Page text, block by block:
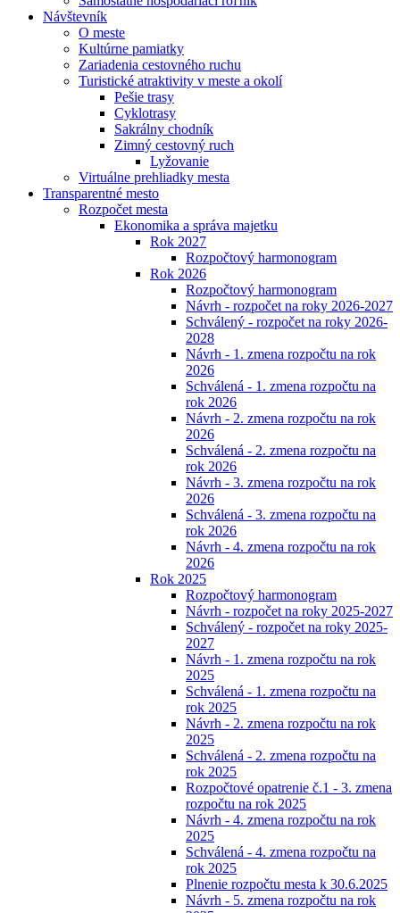
Návštevník
O meste
Kultúrne pamiatky
Zariadenia cestovného ruchu
Turistické atraktivity v meste a okolí
Pešie trasy
Cyklotrasy
Sakrálny chodník
Zimný cestovný ruch
Lyžovanie
Virtuálne prehliadky mesta
Transparentné mesto
Rozpočet mesta
Ekonomika a správa majetku
Rok 2027
Rozpočtový harmonogram
Rok 2026
Rozpočtový harmonogram
Návrh - rozpočet na roky 2026-2027
Schválený - rozpočet na roky 2026-
2028
Návrh - 1. zmena rozpočtu na rok
2026
Schválená - 1. zmena rozpočtu na
rok 2026
Návrh - 2. zmena rozpočtu na rok
2026
Schválená - 2. zmena rozpočtu na
rok 2026
Návrh - 3. zmena rozpočtu na rok
2026
Schválená - 3. zmena rozpočtu na
rok 2026
Návrh - 4. zmena rozpočtu na rok
2026
Rok 2025
Rozpočtový harmonogram
Návrh - rozpočet na roky 2025-2027
Schválený - rozpočet na roky 2025-
2027
Návrh - 1. zmena rozpočtu na rok
2025
Schválená - 1. zmena rozpočtu na
rok 2025
Návrh - 2. zmena rozpočtu na rok
2025
Schválená - 2. zmena rozpočtu na
rok 2025
Rozpočtové opatrenie č.1 - 3. zmena
rozpočtu na rok 2025
Návrh - 4. zmena rozpočtu na rok
2025
Schválená - 4. zmena rozpočtu na
rok 2025
Plnenie rozpočtu mesta k 30.6.2025
Návrh - 5. zmena rozpočtu na rok